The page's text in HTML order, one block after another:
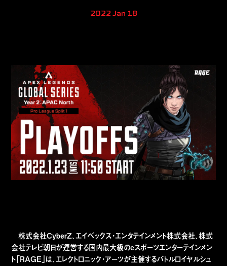
2022 Jan 18
株式会社CyberZ、エイベックス・エンタテインメント株式会社、株式
会社テレビ朝日が運営する国内最大級のeスポーツエンターテインメン
ト「RAGE」は、エレクトロニック・アーツが主催するバトルロイヤルシュ